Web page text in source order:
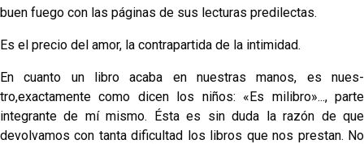
buen fuego con las páginas de sus lecturas predilectas.
Es el precio del amor, la contrapartida de la inti­midad.
En cuanto un libro acaba en nuestras manos, es nues­
tro,exactamente como dicen los niños: «Es milibro»..., parte
integrante de mí mismo. Ésta es sin duda la razón de que
devolvamos con tanta dificultad los libros que nos prestan. No